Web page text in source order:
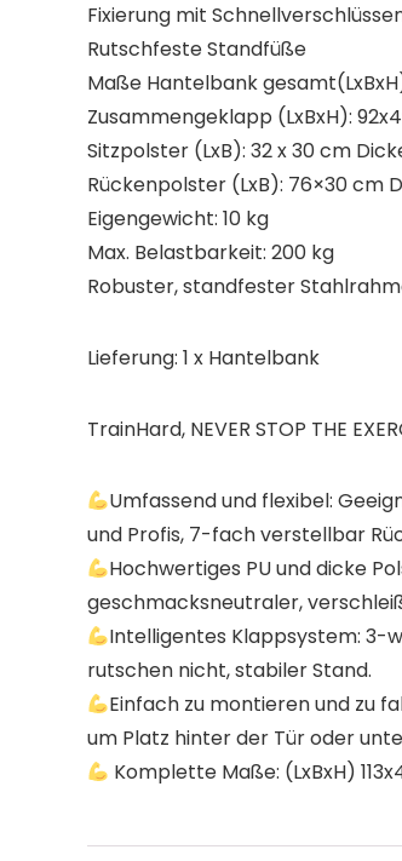
Fixierung mit
Rutschfeste Standfüße
Maße Hantelbank gesamt(LxBxH):
Zusammengeklapp (LxBxH):
Sitzpolster (LxB): 32 x 30 cm
Rückenpolster (LxB): 76×30 cm
Eigengewicht: 10 kg
Max. Belastbarkeit: 200 kg
Robuster, standfester
Lieferung: 1 x Hantelbank
TrainHard, NEVER STOP THE
Umfassend und flexibel:
und Profis, 7-fach verstellbar
Hochwertiges PU und dicke
geschmacksneutraler,
Intelligentes Klappsystem: 3-
rutschen nicht, stabiler Stand.
Einfach zu montieren und zu
um Platz hinter der Tür oder
Komplette Maße: (LxBxH)